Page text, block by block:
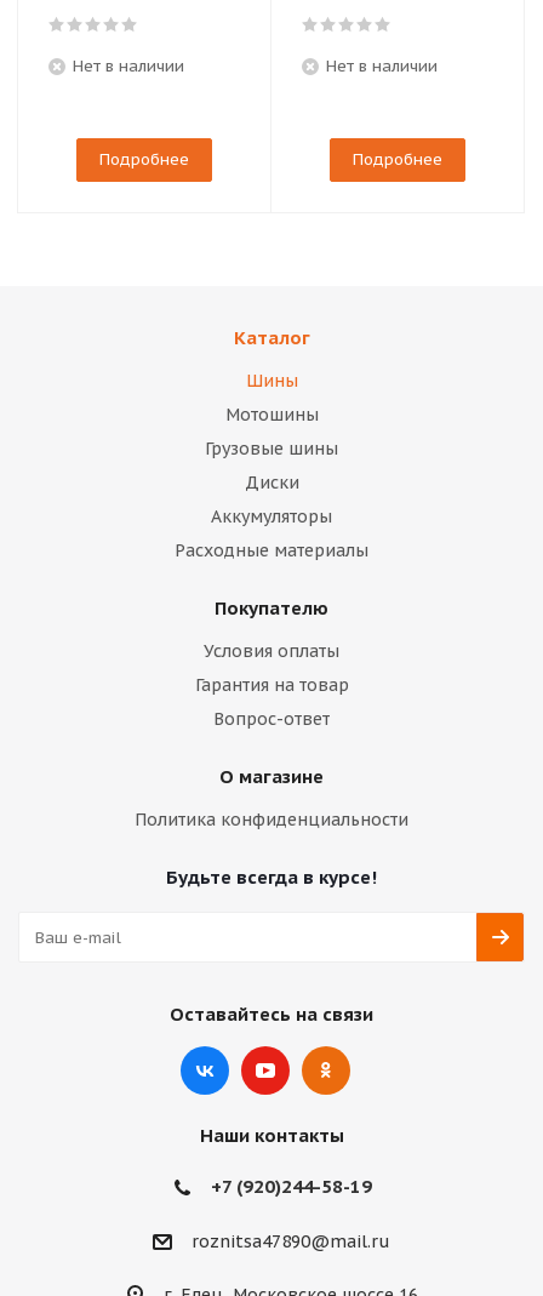
Нет в наличии
Подробнее
Нет в наличии
Подробнее
Каталог
Шины
Мотошины
Грузовые шины
Диски
Аккумуляторы
Расходные материалы
Покупателю
Условия оплаты
Гарантия на товар
Вопрос-ответ
О магазине
Политика конфиденциальности
Будьте всегда в курсе!
Оставайтесь на связи
Наши контакты
+7 (920)244-58-19
roznitsa47890@mail.ru